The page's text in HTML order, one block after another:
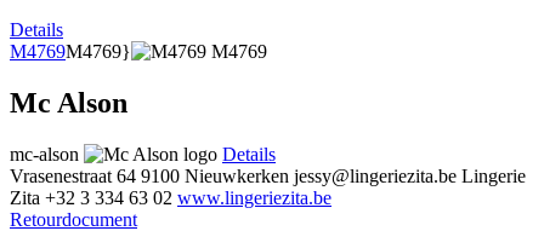
Details
M4769M4769}
Mc Alson
mc-alson
Details
Vrasenestraat 64 9100 Nieuwkerken jessy@lingeriezita.be Lingerie
Zita +32 3 334 63 02 www.lingeriezita.be
Retourdocument